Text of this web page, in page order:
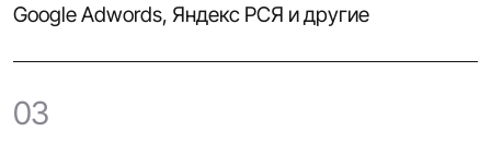
Google Adwords, Яндекс РСЯ и другие
03